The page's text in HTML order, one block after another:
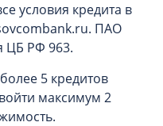
условия кредита в
ПАО
ЦБ РФ 963.
5 кредитов
максимум 2